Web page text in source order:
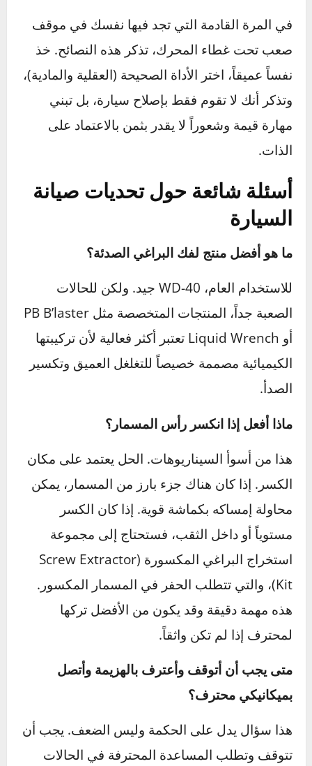
المصنعة. هذا يمنع الشد الزائد الذي يسبب صعوبة
الفك لاحقاً.
نظّف قبل العمل: قبل محاولة فك مسمار،
استخدم فرشاة سلكية لتنظيف رأسه من الصدأ
والأوساخ. هذا يضمن أن الأداة تمسك به بإحكام
ويقلل من فرصة إتلافه.
كل مسمار صدئ هو فرصة للتعلم
صيانة السيارة بنفسك هي رحلة مستمرة من التعلم
وحل المشكلات. الظروف الصعبة التي تواجهها
ليست علامات على فشلك، بل هي جزء لا يتجزأ من
هذه الرحلة. كل مسمار عنيد تفكه، وكل مشكلة
معقدة تحلها، تضيف طبقة جديدة إلى خبرتك وتزيد
من ثقتك بنفسك.
في المرة القادمة التي تجد فيها نفسك في موقف
صعب تحت غطاء المحرك، تذكر هذه النصائح. خذ
نفساً عميقاً، اختر الأداة الصحيحة (العقلية والمادية)،
وتذكر أنك لا تقوم فقط بإصلاح سيارة، بل تبني
مهارة قيمة وشعوراً لا يقدر بثمن بالاعتماد على
الذات.
أسئلة شائعة حول تحديات صيانة
السيارة
ما هو أفضل منتج لفك البراغي الصدئة؟
الصعبة جداً، المنتجات المتخصصة مثل PB B’laster
أو Liquid Wrench تعتبر أكثر فعالية لأن تركيبتها